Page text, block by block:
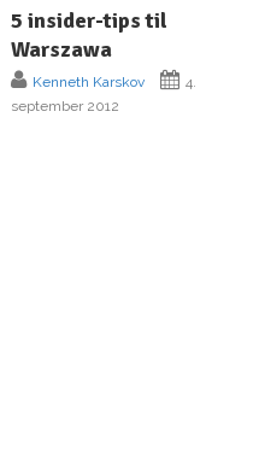
5 insider-tips til
Warszawa
Kenneth Karskov
4.
september 2012